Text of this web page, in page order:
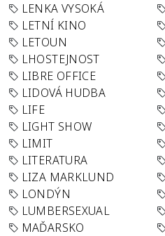
LENKA VYSOKÁ
LETNÍ KINO
LETOUN
LHOSTEJNOST
LIBRE OFFICE
LIDOVÁ HUDBA
LIFE
LIGHT SHOW
LIMIT
LITERATURA
LIZA MARKLUND
LONDÝN
LUMBERSEXUAL
MAĎARSKO